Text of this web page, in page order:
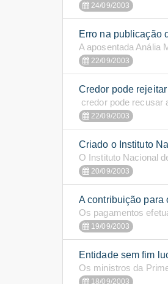
24/09/2003
Erro na publicação
A aposentada Anália
22/09/2003
Credor pode
credor pode recusar
22/09/2003
Criado o Instituto
O Instituto Nacional
20/09/2003
A contribuição para
Os pagamentos
19/09/2003
Entidade sem fim
Os ministros da
18/09/2003